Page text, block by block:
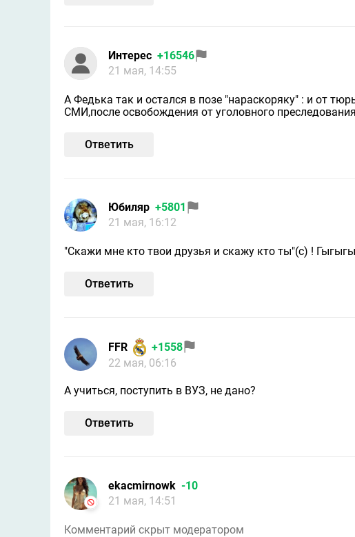
Интерес +16546
21 мая, 14:55
А Федька так и остался в позе "нараскоряку" : и от
СМИ,после освобождения от уголовного
Ответить
Юбиляр +5801
21 мая, 16:12
"Скажи мне кто твои друзья и скажу кто ты"(с) !
Ответить
FFR
+1558
22 мая, 06:16
А учиться, поступить в ВУЗ, не дано?
Ответить
ekacmirnowk -10
21 мая, 14:51
Комментарий скрыт модератором